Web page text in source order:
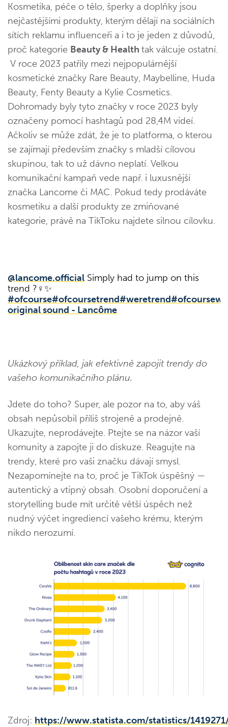
Kosmetika, péče o tělo, šperky a doplňky jsou
nejčastějšími produkty, kterým dělají na sociálních
sítích reklamu influenceři a i to je jeden z důvodů,
proč kategorie Beauty & Health tak válcuje ostatní.
V roce 2023 patřily mezi nejpopulárnější
kosmetické značky Rare Beauty, Maybelline, Huda
Beauty, Fenty Beauty a Kylie Cosmetics.
Dohromady byly tyto značky v roce 2023 byly
označeny pomocí hashtagů pod 28,4M videí.
Ačkoliv se může zdát, že je to platforma, o kterou
se zajímají především značky s mladší cílovou
skupinou, tak to už dávno neplatí. Velkou
komunikační kampaň vede např. i luxusnější
značka Lancome či MAC. Pokud tedy prodáváte
kosmetiku a další produkty ze zmiňované
kategorie, právě na TikToku najdete silnou cílovku.
@lancome.official Simply had to jump on this
trend ?‍♀️✨️
#ofcourse#ofcoursetrend#weretrend
original sound - Lancôme
Ukázkový příklad, jak efektivně zapojit trendy do
vašeho komunikačního plánu.
Jdete do toho? Super, ale pozor na to, aby váš
obsah nepůsobil příliš strojeně a prodejně.
Ukazujte, neprodávejte. Ptejte se na názor vaší
komunity a zapojte ji do diskuze. Reagujte na
trendy, které pro vaši značku dávají smysl.
Nezapomínejte na to, proč je TikTok úspěšný —
autentický a vtipný obsah. Osobní doporučení a
storytelling bude mít určitě větší úspěch než
nudný výčet ingrediencí vašeho krému, kterým
nikdo nerozumí.
Zdroj: https://www.statista.com/statistics/